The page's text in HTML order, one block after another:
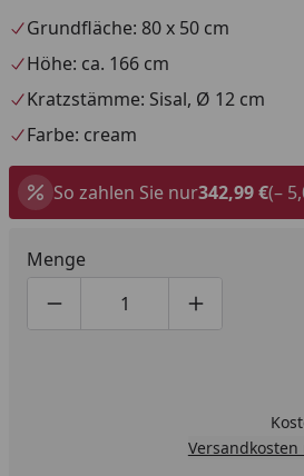
Grundfläche: 80 x 50 cm
Höhe: ca. 166 cm
Kratzstämme: Sisal, Ø 12 cm
Farbe: cream
So zahlen Sie nur342,99 €(–
Menge
Produktmenge um eins
Produktmenge